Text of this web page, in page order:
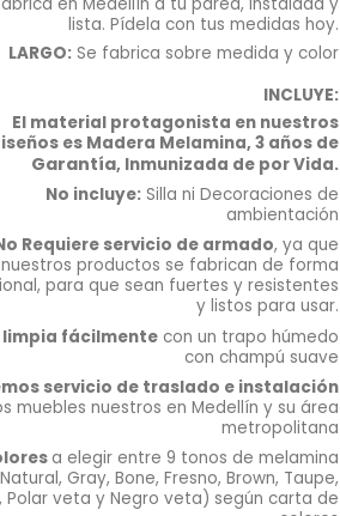
lista. Pídela con tus medidas hoy.
LARGO: Se fabrica sobre medida y color
INCLUYE:
El material protagonista en nuestros
es Madera Melamina, 3 años de
Garantía, Inmunizada de por Vida.
No incluye: Silla ni Decoraciones de
ambientación
Requiere servicio de armado, ya que
nuestros productos se fabrican de forma
para que sean fuertes y resistentes
y listos para usar.
limpia fácilmente con un trapo húmedo
con champú suave
servicio de traslado e instalación
muebles nuestros en Medellín y su área
metropolitana
a elegir entre 9 tonos de melamina
Gray, Bone, Fresno, Brown, Taupe,
Polar veta y Negro veta) según carta de